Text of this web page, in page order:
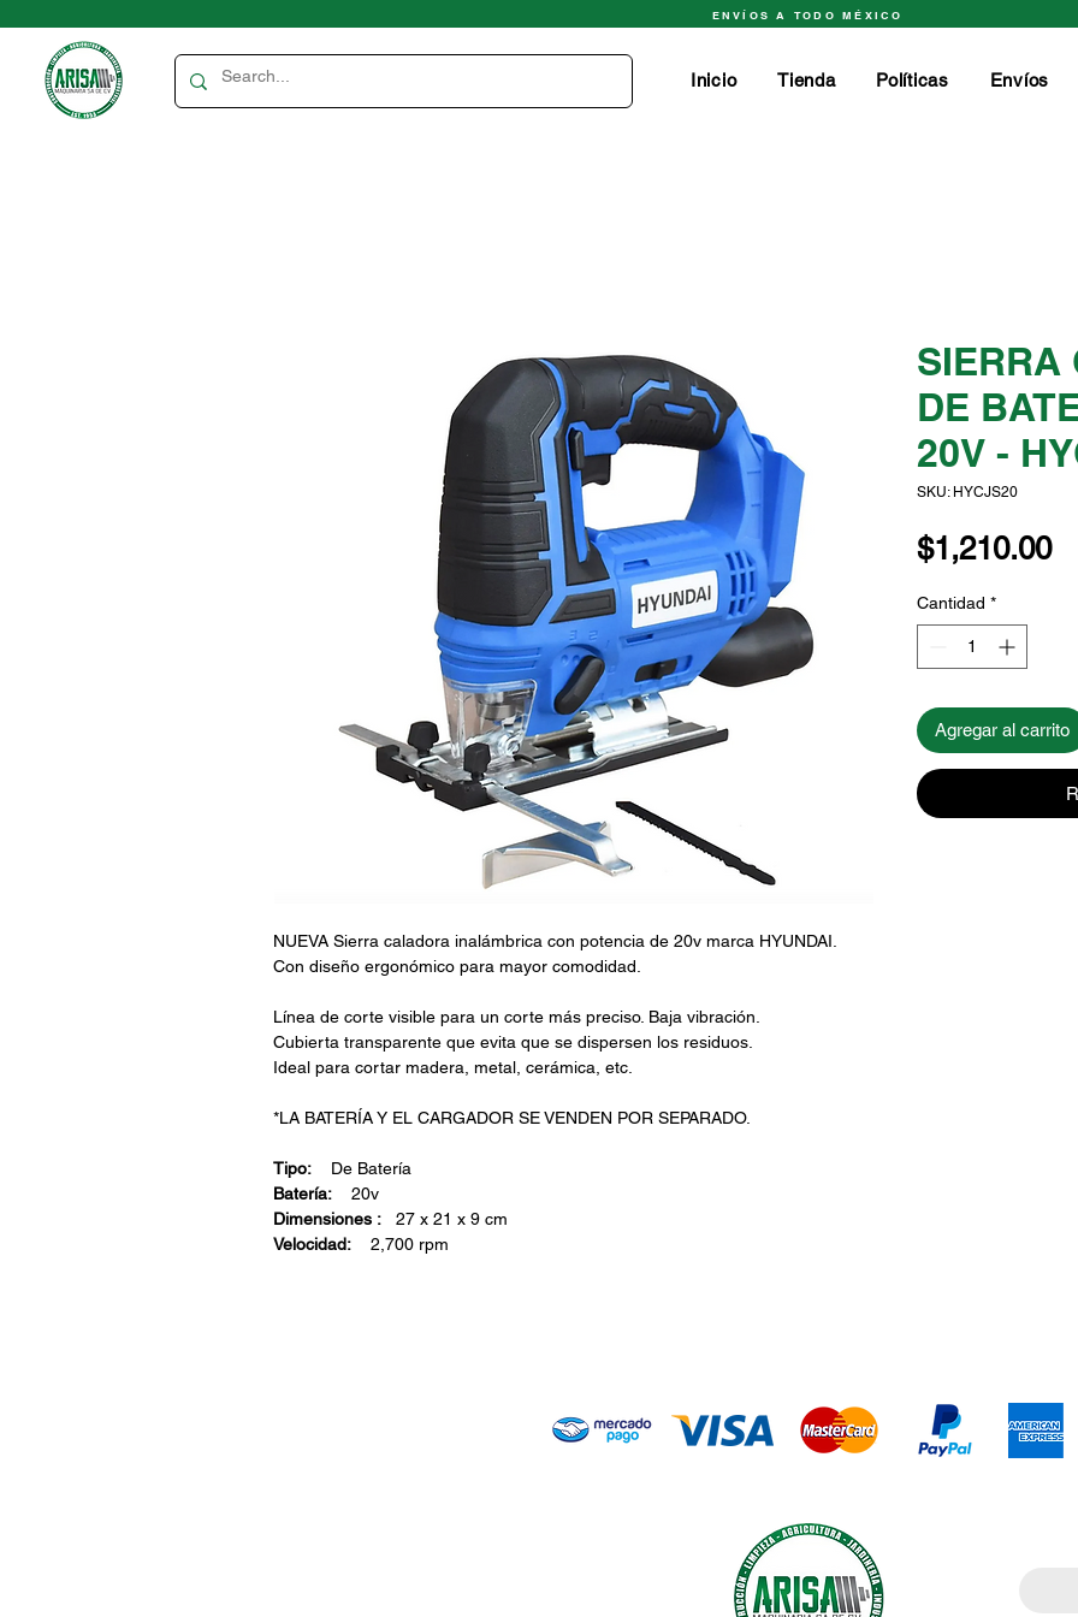
ENVÍOS A TODO MÉXICO
Inicio Tienda Políticas Envíos
NUEVA Sierra caladora inalámbrica con potencia de 20v marca HYUNDAI.
Con diseño ergonómico para mayor comodidad.
Línea de corte visible para un corte más preciso. Baja vibración.
Cubierta transparente que evita que se dispersen los residuos.
Ideal para cortar madera, metal, cerámica, etc.
*LA BATERÍA Y EL CARGADOR SE VENDEN POR SEPARADO.
Tipo: De Batería
Batería: 20v
Dimensiones :
27 x 21 x 9 cm
Velocidad: 2,700 rpm
SIERRA
DE
20V -
SKU: HYCJS20
$1,210.00
Cantidad *
Agregar al carrito